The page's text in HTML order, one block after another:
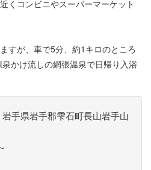
くコンビニやスーパーマーケット
すが、車で5分、約1キロのところ
かけ流しの網張温泉で日帰り入浴
手県岩手郡雫石町長山岩手山